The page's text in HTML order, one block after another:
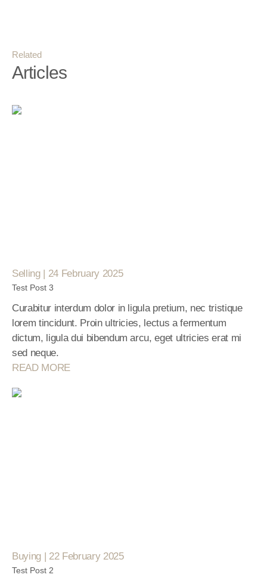
Related
Articles
Selling | 24 February 2025
Test Post 3
Curabitur interdum dolor in ligula pretium, nec tristique
lorem tincidunt. Proin ultricies, lectus a fermentum
dictum, ligula dui bibendum arcu, eget ultricies erat mi
sed neque.
READ MORE
Buying | 22 February 2025
Test Post 2